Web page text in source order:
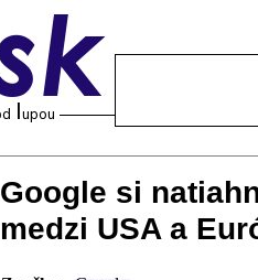
Google si
medzi USA a